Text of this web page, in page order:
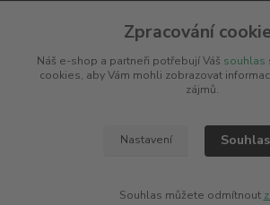
Miroslav Černý - MCx.cz.
Zpracování
Náš e-shop a partneři potřebují Váš souhlas
cookies, aby Vám mohli zobrazovat
zájmů.
Nastavení
Souhlas můžete odmítnout